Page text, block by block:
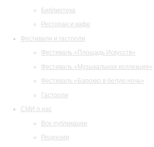
Библиотека
Ресторан и кафе
Фестивали и гастроли
Фестиваль «Площадь Искусств»
Фестиваль «Музыкальная коллекция»
Фестиваль «Барокко в белую ночь»
Гастроли
СМИ о нас
Все публикации
Рецензии